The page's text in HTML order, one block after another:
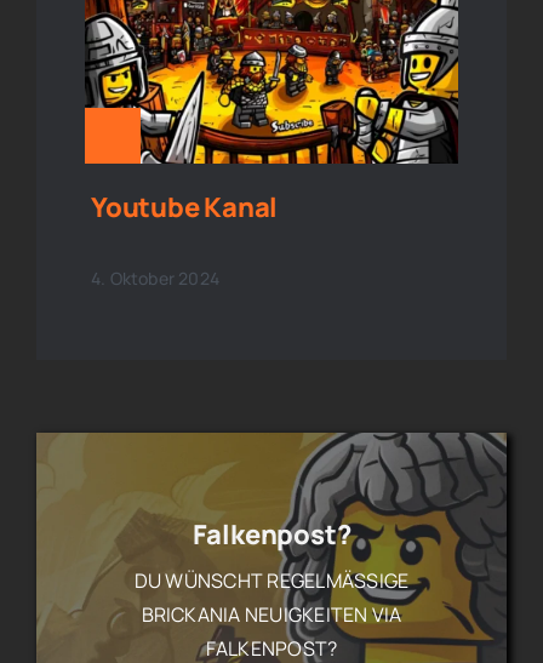
Youtube Kanal
4. Oktober 2024
Falkenpost?
DU WÜNSCHT REGELMÄSSIGE B
RICKANIA NEUIGKEITEN VIA F
ALKENPOST?